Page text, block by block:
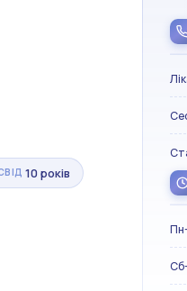
10 років